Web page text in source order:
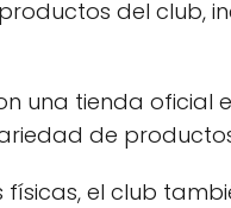
del club,
una tienda oficial
de
el club